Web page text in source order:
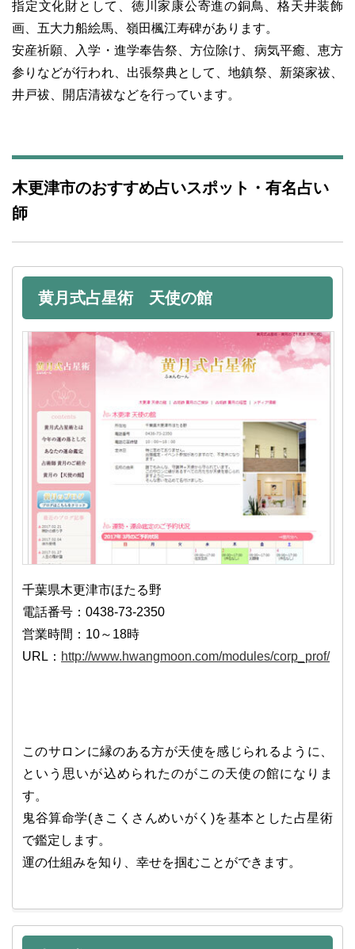
指定文化財として、徳川家康公寄進の銅鳥、格天井装飾
画、五大力船絵馬、嶺田楓江寿碑があります。
安産祈願、入学・進学奉告祭、方位除け、病気平癒、恵方
参りなどが行われ、出張祭典として、地鎮祭、新築家祓、
井戸祓、開店清祓などを行っています。
木更津市のおすすめ占いスポット・有名占い
師
黄月式占星術 天使の館
千葉県木更津市ほたる野
電話番号：0438-73-2350
営業時間：10～18時
URL： http://www.hwangmoon.com/modules/corp_prof/
このサロンに縁のある方が天使を感じられるように、
という思いが込められたのがこの天使の館になりま
す。
鬼谷算命学(きこくさんめいがく)を基本とした占星術
で鑑定します。
運の仕組みを知り、幸せを掴むことができます。